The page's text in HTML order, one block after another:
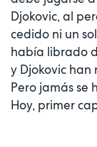
Djokovic, al
cedido ni un
había librado
y Djokovic
Pero jamás se
Hoy, primer